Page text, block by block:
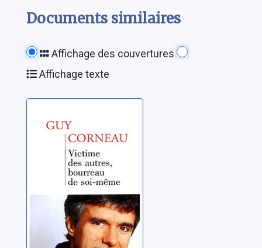
Documents similaires
Affichage des couvertures
Affichage texte
autres, bourreau
de soi-même
Corneau, Guy